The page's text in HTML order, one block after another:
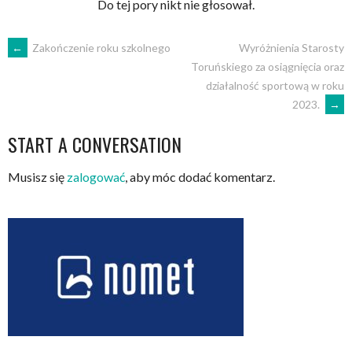
Do tej pory nikt nie głosował.
POST
← Zakończenie roku szkolnego
Wyróżnienia Starosty
Toruńskiego za osiągnięcia oraz
działalność sportową w roku
2023.
→
START A CONVERSATION
Musisz się zalogować , aby móc dodać komentarz.